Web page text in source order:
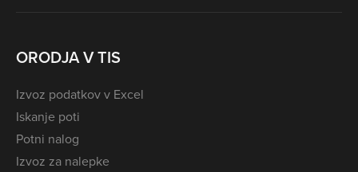
ORODJA V TIS
Izvoz podatkov v Excel
Iskanje poti
Potni nalog
Izvoz za nalepke